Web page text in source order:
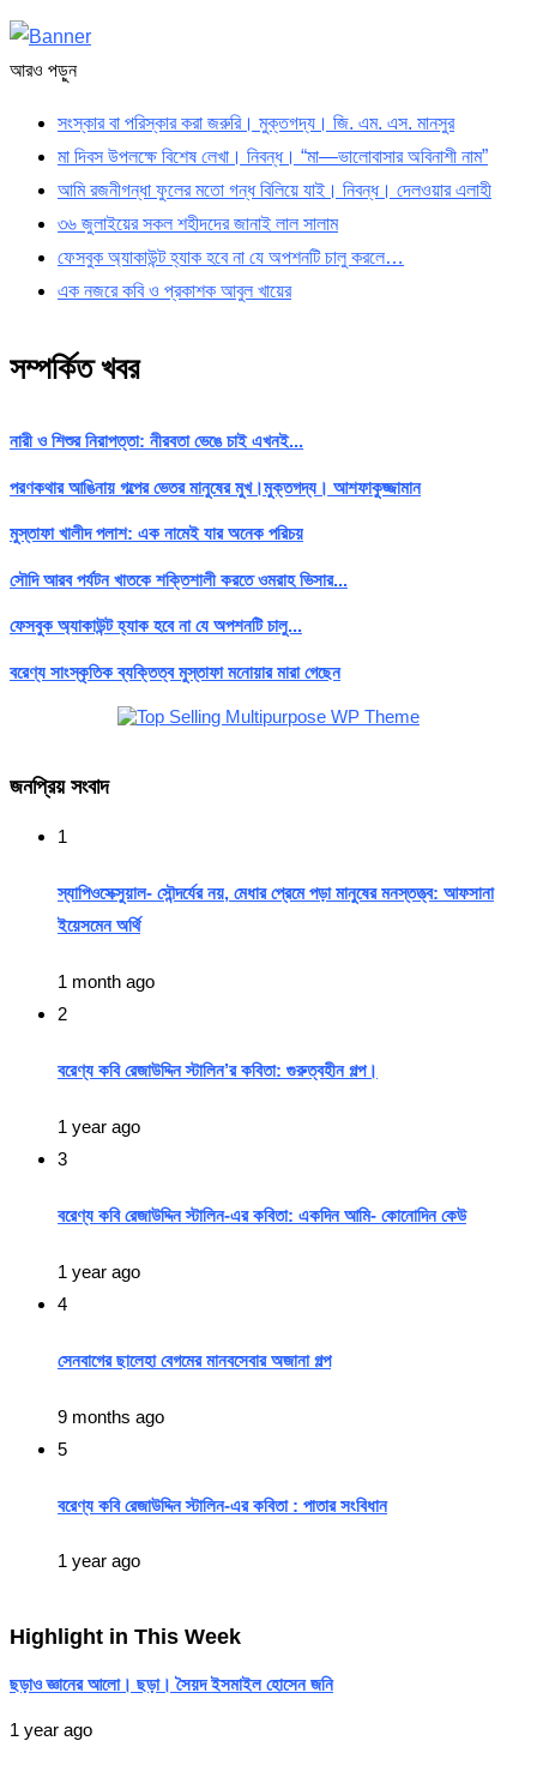
আরও পড়ুন
সংস্কার বা পরিস্কার করা জরুরি। মুক্তগদ্য। জি. এম. এস. মানসুর
মা দিবস উপলক্ষে বিশেষ লেখা। নিবন্ধ। “মা—ভালোবাসার অবিনাশী নাম”
আমি রজনীগন্ধা ফুলের মতো গন্ধ বিলিয়ে যাই। নিবন্ধ। দেলওয়ার এলাহী
৩৬ জুলাইয়ের সকল শহীদদের জানাই লাল সালাম
ফেসবুক অ্যাকাউন্ট হ্যাক হবে না যে অপশনটি চালু করলে…
এক নজরে কবি ও প্রকাশক আবুল খায়ের
সম্পর্কিত খবর
নারী ও শিশুর নিরাপত্তা: নীরবতা ভেঙে চাই এখনই...
পরণকথার আঙিনায় গল্পের ভেতর মানুষের মুখ।মুক্তগদ্য। আশফাকুজ্জামান
মুস্তাফা খালীদ পলাশ: এক নামেই যার অনেক পরিচয়
সৌদি আরব পর্যটন খাতকে শক্তিশালী করতে ওমরাহ ভিসার...
ফেসবুক অ্যাকাউন্ট হ্যাক হবে না যে অপশনটি চালু...
বরেণ্য সাংস্কৃতিক ব্যক্তিত্ব মুস্তাফা মনোয়ার মারা গেছেন
জনপ্রিয় সংবাদ
1
স্যাপিওসেক্সুয়াল- সৌন্দর্যের নয়, মেধার প্রেমে পড়া মানুষের মনস্তত্ত্ব: আফসানা
ইয়েসমেন অর্থি
1 month ago
2
বরেণ্য কবি রেজাউদ্দিন স্টালিন’র কবিতা: গুরুত্বহীন গল্প।
1 year ago
3
বরেণ্য কবি রেজাউদ্দিন স্টালিন-এর কবিতা: একদিন আমি- কোনোদিন কেউ
1 year ago
4
সেনবাগের ছালেহা বেগমের মানবসেবার অজানা গল্প
9 months ago
5
বরেণ্য কবি রেজাউদ্দিন স্টালিন-এর কবিতা : পাতার সংবিধান
1 year ago
Highlight in This Week
ছড়াও জ্ঞানের আলো। ছড়া। সৈয়দ ইসমাইল হোসেন জনি
1 year ago